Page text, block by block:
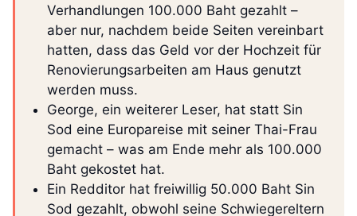
Verhandlungen 100.000 Baht gezahlt –
aber nur, nachdem beide Seiten vereinbart
hatten, dass das Geld vor der Hochzeit für
Renovierungsarbeiten am Haus genutzt
werden muss.
George, ein weiterer Leser, hat statt Sin
Sod eine Europareise mit seiner Thai-Frau
gemacht – was am Ende mehr als 100.000
Baht gekostet hat.
Ein Redditor hat freiwillig 50.000 Baht Sin
Sod gezahlt, obwohl seine Schwiegereltern